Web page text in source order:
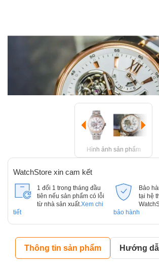
Hình ảnh sản phẩm
WatchStore xin cam kết
1 đổi 1 trong tháng đầu
tiên nếu sản phẩm có lỗi
từ nhà sản xuất. Xem chi
tiết
Bảo
tại hệ
bảo hành
Thông tin sản phẩm Hướng